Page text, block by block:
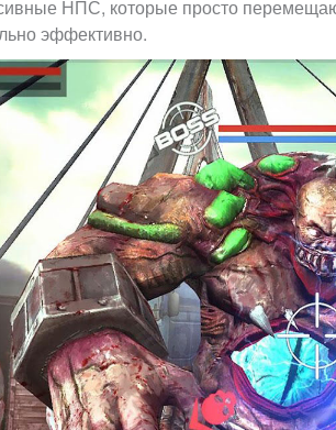
НПС, которые просто
эффективно.